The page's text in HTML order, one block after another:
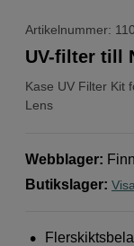
Artikelnummer:
Kase UV Filter Kit
Lens
UV-filter till
Webblager:
Butikslager: